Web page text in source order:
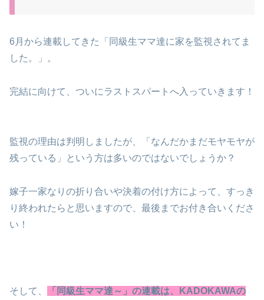
6月から連載してきた「同級生ママ達に家を監視されてま
した。」。
完結に向けて、ついにラストスパートへ入っていきます！
監視の理由は判明しましたが、「なんだかまだモヤモヤが
残っている」という方は多いのではないでしょうか？
嫁子一家なりの折り合いや決着の付け方によって、すっき
り終われたらと思いますので、最後までお付き合いくださ
い！
そして、 「同級生ママ達～」の連載は、KADOKAWAの